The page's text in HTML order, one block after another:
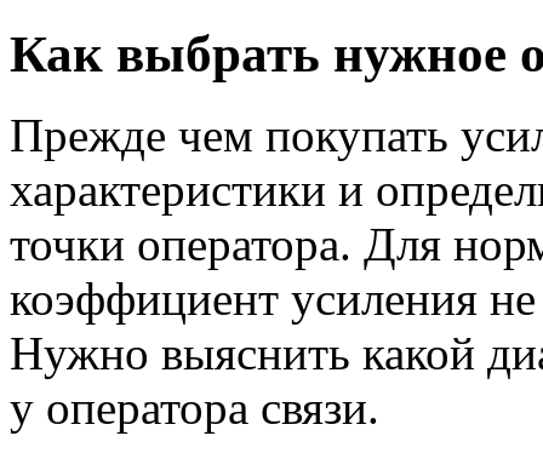
Как выбрать нужное
Прежде чем покупать
характеристики и
точки оператора. Для
коэффициент усиления
Нужно выяснить какой
у оператора связи.